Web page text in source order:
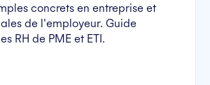
concrets en entreprise et
de l'employeur. Guide
RH de PME et ETI.